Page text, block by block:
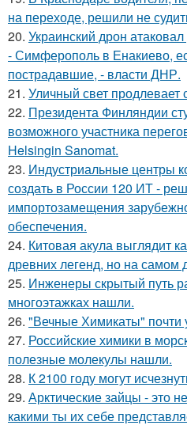
на переходе, решили не
20. Украинский дрон
- Симферополь в Енакиево,
пострадавшие, - власти ДНР.
21. Уличный свет продлевает
22. Президента Финляндии
возможного участника
Helsingin Sanomat.
23. Индустриальные центры
создать в России 120 ИТ -
импортозамещения
обеспечения.
24. Китовая акула выглядит
древних легенд, но на самом
25. Инженеры скрытый путь
многоэтажках нашли.
26. "Вечные Химикаты" почти
27. Российские химики в
полезные молекулы нашли.
28. К 2100 году могут
29. Арктические зайцы - это
какими ты их себе